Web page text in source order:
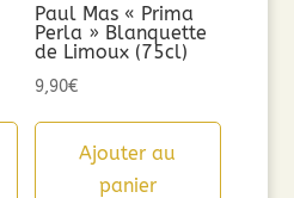
Paul Mas « Prima
Perla » Blanquette
de Limoux (75cl)
9,90€
Ajouter au
panier